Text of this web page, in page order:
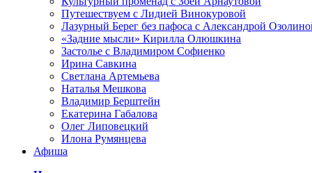
Путешествуем с Лидией Винокуровой
Лазурный Берег без пафоса с Александрой
«Задние мысли» Кирилла Олюшкина
Застолье с Владимиром Софиенко
Ирина Савкина
Светлана Артемьева
Наталья Мешкова
Владимир Берштейн
Екатерина Габалова
Олег Липовецкий
Илона Румянцева
Афиша